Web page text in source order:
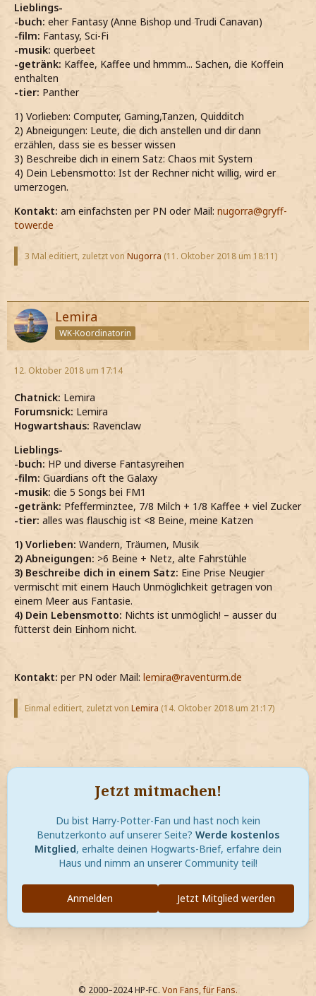
Lieblings-
-buch: eher Fantasy (Anne Bishop und Trudi Canavan)
-film: Fantasy, Sci-Fi
-musik: querbeet
-getränk: Kaffee, Kaffee und hmmm... Sachen, die Koffein
enthalten
-tier: Panther
1) Vorlieben: Computer, Gaming,Tanzen, Quidditch
2) Abneigungen: Leute, die dich anstellen und dir dann
erzählen, dass sie es besser wissen
3) Beschreibe dich in einem Satz: Chaos mit System
4) Dein Lebensmotto: Ist der Rechner nicht willig, wird er
umerzogen.
Kontakt: am einfachsten per PN oder Mail: nugorra@gryff-
tower.de
3 Mal editiert, zuletzt von Nugorra (11. Oktober 2018 um 18:11)
Lemira
WK-Koordinatorin
12. Oktober 2018 um 17:14
Chatnick: Lemira
Forumsnick: Lemira
Hogwartshaus: Ravenclaw
Lieblings-
-buch: HP und diverse Fantasyreihen
-film: Guardians oft the Galaxy
-musik: die 5 Songs bei FM1
-getränk: Pfefferminztee, 7/8 Milch + 1/8 Kaffee + viel Zucker
-tier: alles was flauschig ist <8 Beine, meine Katzen
1) Vorlieben: Wandern, Träumen, Musik
2) Abneigungen: >6 Beine + Netz, alte Fahrstühle
3) Beschreibe dich in einem Satz: Eine Prise Neugier
vermischt mit einem Hauch Unmöglichkeit getragen von
einem Meer aus Fantasie.
4) Dein Lebensmotto: Nichts ist unmöglich! – ausser du
fütterst dein Einhorn nicht.
Kontakt: per PN oder Mail: lemira@raventurm.de
Einmal editiert, zuletzt von Lemira (14. Oktober 2018 um 21:17)
Jetzt mitmachen!
Du bist Harry-Potter-Fan und hast noch kein
Benutzerkonto auf unserer Seite? Werde kostenlos
Mitglied, erhalte deinen Hogwarts-Brief, erfahre dein
Haus und nimm an unserer Community teil!
Jetzt Mitglied werden
Anmelden
© 2000–2024 HP-FC. Von Fans, für Fans.